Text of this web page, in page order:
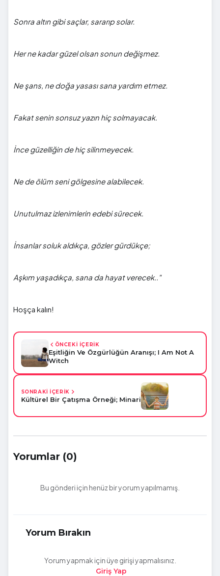
Sonra altın gibi saçlar, sararıp solar.
Her ne kadar güzel olsan sonun değişmez.
Ne şans, ne doğa yasası sana yardım etmez.
Fakat senin sonsuz yazın hiç solmayacak.
İnce güzelliğin de hiç silinmeyecek.
Ne de ölüm seni gölgesine alabilecek.
Unutulmaz izlenimlerin edebi sürecek.
İnsanlar soluk aldıkça, gözler gürdükçe;
Aşkım yaşadıkça, sana da hayat verecek.."
Hoşça kalın!
ÖNCEKİ İÇERİK
Eşitliğin Ve Özgürlüğün Aranışı; I Am Not A
Witch
SONRAKİ İÇERİK
Kültürel Bir Çatışma Örneği; Minari
Yorumlar (0)
Bu gönderi için henüz bir yorum yapılmamış.
Yorum Bırakın
Yorum yapmak için üye girişi yapmalısınız.
Giriş Yap